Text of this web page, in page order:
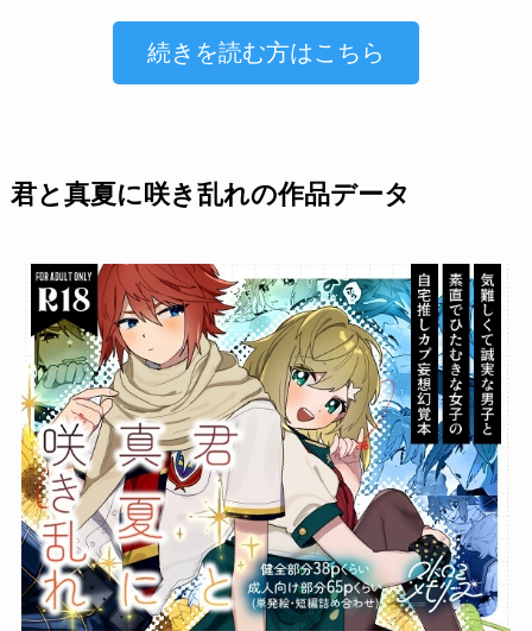
続きを読む方はこちら
君と真夏に咲き乱れの作品データ